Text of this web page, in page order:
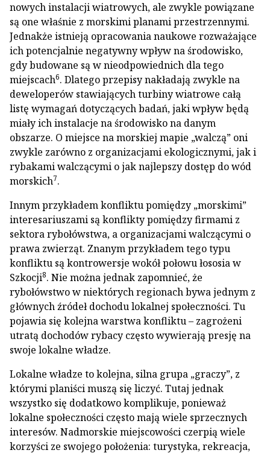
nowych instalacji wiatrowych, ale zwykle powiązane
są one właśnie z morskimi planami przestrzennymi.
Jednakże istnieją opracowania naukowe rozważające
ich potencjalnie negatywny wpływ na środowisko,
gdy budowane są w nieodpowiednich dla tego
miejscach6. Dlatego przepisy nakładają zwykle na
deweloperów stawiających turbiny wiatrowe całą
listę wymagań dotyczących badań, jaki wpływ będą
miały ich instalacje na środowisko na danym
obszarze. O miejsce na morskiej mapie „walczą” oni
zwykle zarówno z organizacjami ekologicznymi, jak i
rybakami walczącymi o jak najlepszy dostęp do wód
morskich7.
Innym przykładem konfliktu pomiędzy „morskimi”
interesariuszami są konflikty pomiędzy firmami z
sektora rybołówstwa, a organizacjami walczącymi o
prawa zwierząt. Znanym przykładem tego typu
konfliktu są kontrowersje wokół połowu łososia w
Szkocji8. Nie można jednak zapomnieć, że
rybołówstwo w niektórych regionach bywa jednym z
głównych źródeł dochodu lokalnej społeczności. Tu
pojawia się kolejna warstwa konfliktu – zagrożeni
utratą dochodów rybacy często wywierają presję na
swoje lokalne władze.
Lokalne władze to kolejna, silna grupa „graczy”, z
którymi planiści muszą się liczyć. Tutaj jednak
wszystko się dodatkowo komplikuje, ponieważ
lokalne społeczności często mają wiele sprzecznych
interesów. Nadmorskie miejscowości czerpią wiele
korzyści ze swojego położenia: turystyka, rekreacja,